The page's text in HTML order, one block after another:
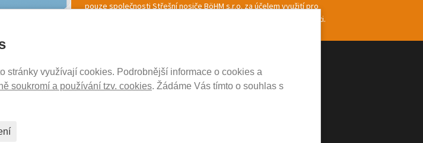
stránky využívají cookies. Podrobnější informace o cookies a
soukromí a používání tzv. cookies. Žádáme Vás tímto o souhlas s
pouze společnosti Střešní nosiče BöHM s.r.o. za účelem využití pro
marketingové zpracování a zasílání informací a nabídek společnosti.